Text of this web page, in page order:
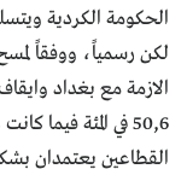
الازمة مع بغداد
القطاعين يعتمدان